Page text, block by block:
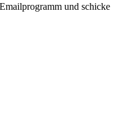
und schicke